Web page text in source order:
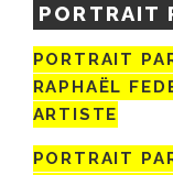
PORTRAIT
PORTRAIT
RAPHAËL
ARTISTE
PORTRAIT